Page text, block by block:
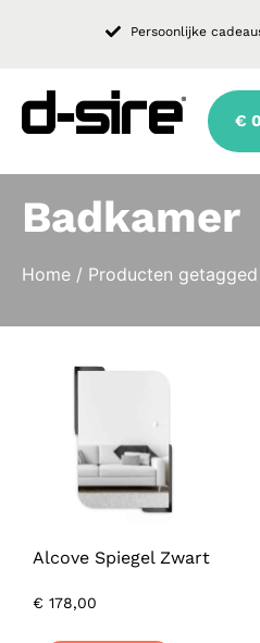
Persoonlijke
€
Badkamer
Home / Producten getagged
Alcove Spiegel Zwart
€ 178,00